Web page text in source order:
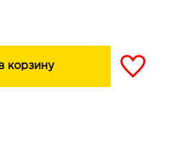
Cyclohexasiloxane,
Polyisobutene,
корзину